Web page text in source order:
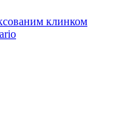
клинком